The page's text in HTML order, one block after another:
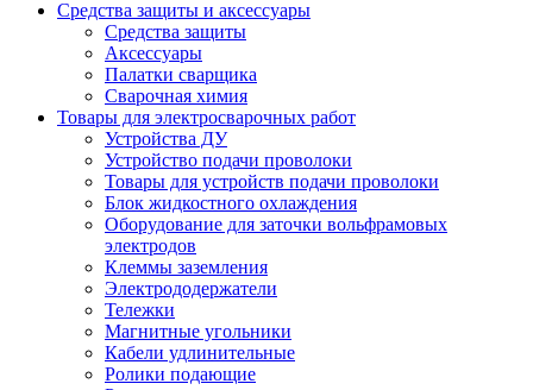
Средства защиты и аксессуары
Средства защиты
Аксессуары
Палатки сварщика
Сварочная химия
Товары для электросварочных работ
Устройства ДУ
Устройство подачи проволоки
Товары для устройств подачи проволоки
Блок жидкостного охлаждения
Оборудование для заточки вольфрамовых
электродов
Клеммы заземления
Электрододержатели
Тележки
Магнитные угольники
Кабели удлинительные
Ролики подающие